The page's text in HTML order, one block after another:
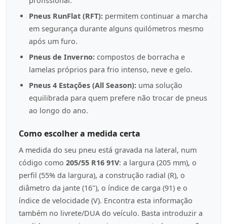
Pneus RunFlat (RFT): permitem continuar a marcha
em segurança durante alguns quilómetros mesmo
após um furo.
Pneus de Inverno: compostos de borracha e
lamelas próprios para frio intenso, neve e gelo.
Pneus 4 Estações (All Season): uma solução
equilibrada para quem prefere não trocar de pneus
ao longo do ano.
Como escolher a medida certa
A medida do seu pneu está gravada na lateral, num
código como 205/55 R16 91V: a largura (205 mm), o
perfil (55% da largura), a construção radial (R), o
diâmetro da jante (16"), o índice de carga (91) e o
índice de velocidade (V). Encontra esta informação
também no livrete/DUA do veículo. Basta introduzir a